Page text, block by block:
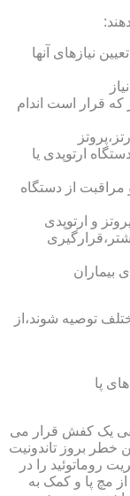
نیازهای آنها
که قرار است اندام
ارتوپدی یا
مراقبت از دستگاه
و ارتوپدی
بیماران
توصیه شوند،از
پا
یک کفش قرار می
خطر بروز تاندونیت
روماتوئید را در
مچ پا و کمک به